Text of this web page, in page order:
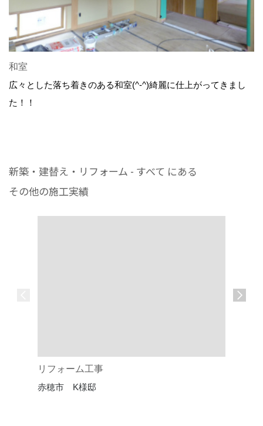
和室
広々とした落ち着きのある和室(^-^)綺麗に仕上がってきまし
た！！
新築・建替え・リフォーム - すべて にある
その他の施工実績
リフォーム工事
赤穂市 K様邸